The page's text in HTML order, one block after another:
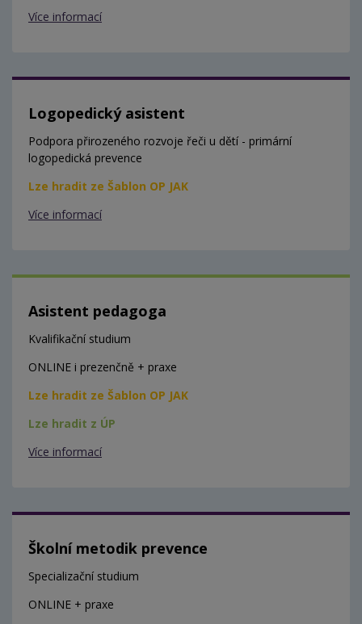
Více informací
Logopedický asistent
Podpora přirozeného rozvoje řeči u dětí - primární
logopedická prevence
Lze hradit ze Šablon OP JAK
Více informací
Asistent pedagoga
Kvalifikační studium
ONLINE i prezenčně + praxe
Lze hradit ze Šablon OP JAK
Lze hradit z ÚP
Více informací
Školní metodik prevence
Specializační studium
ONLINE + praxe